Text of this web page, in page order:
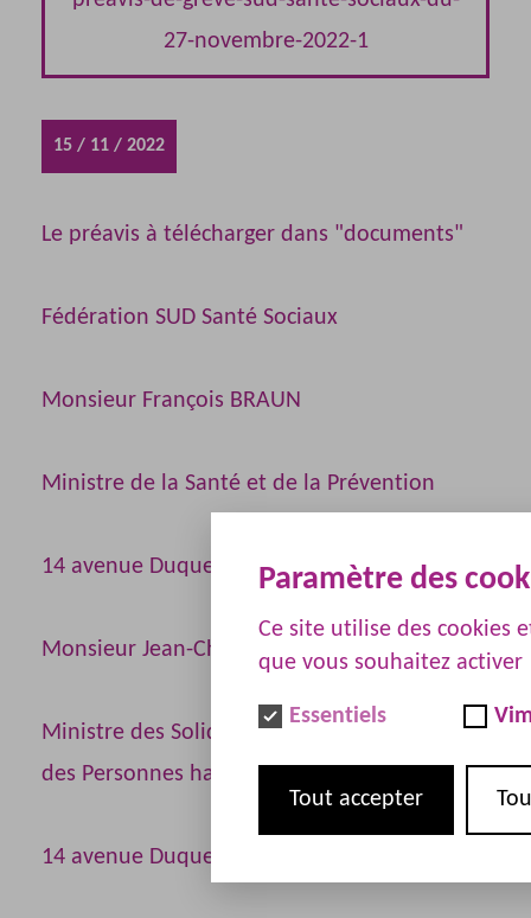
27-novembre-2022-1
15 / 11 / 2022
Le préavis à télécharger dans "documents"
Fédération SUD Santé Sociaux
Monsieur François BRAUN
Ministre de la Santé et de la Prévention
14 avenue Duquesne 75350 PARIS 07 SP
Monsieur Jean-Christophe COMBE
Ministre des Solidarités, de l’Autonomie et
des Personnes handicapées
14 avenue Duquesne 75350 PARIS 07 SP
Paramètre des
Ce site utilise des cookies
que vous souhaitez activer
Essentiels
Tout accepter